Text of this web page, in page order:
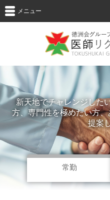
メニュー
新天地でチャレンジした
方、専門性を極めたい方、
提案
常勤